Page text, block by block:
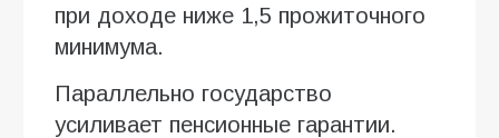
при доходе ниже 1,5 прожиточного
минимума.
Параллельно государство
усиливает пенсионные гарантии.